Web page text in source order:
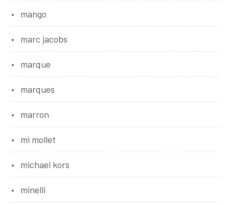
mango
marc jacobs
marque
marques
marron
mi mollet
michael kors
minelli